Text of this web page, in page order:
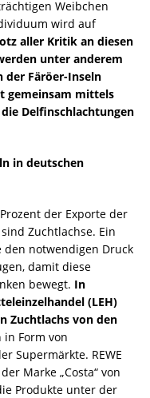
Weibchen
wird auf
aller Kritik an diesen
unter anderem
der Färöer-Inseln
gemeinsam mittels
Delfinschlachtungen
in deutschen
der Exporte der
Zuchtlachse. Ein
den notwendigen Druck
damit diese
bewegt. In
(LEH)
Zuchtlachs von den
in Form von
Supermärkte. REWE
Marke „Costa“ von
Produkte unter der